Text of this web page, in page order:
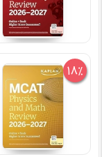
18%